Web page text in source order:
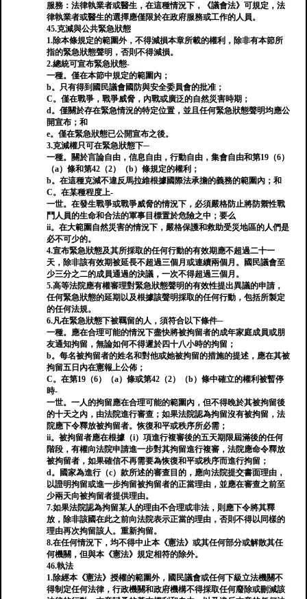
服務：法律執業者或醫生，在這種情況下，《議會法》可規定，法
律執業者或醫生的選擇應僅限於在政府服務或工作的人員。
45.克減與公共緊急狀態
1.除本條規定的範圍外，不得減損本章所載的權利，除非有本節所
指的緊急狀態聲明，否則不得減損。
2.總統可宣布緊急狀態-
一種。僅在本節中規定的範圍內；
b。只有得到國民議會國防與安全委員會的批准；
C。僅在戰爭，戰爭威脅，內戰或廣泛的自然災害時期；
d。僅關於存在緊急情況的特定位置，並且任何緊急狀態聲明均應公
開宣布；和
e。僅在緊急狀態已公開宣布之後。
3.克減權只可在緊急狀態下─
一種。關於言論自由，信息自由，行動自由，集會自由和第19（6）
（a）條和第42（2）（b）條規定的權利；
b。在這種克減不違反馬拉維根據國際法承擔的義務的範圍內；和
C。在某種程度上-
一世。在發生戰爭或戰爭威脅的情況下，必須嚴格防止將防禦性戰
鬥人員的生命和合法的軍事目標置於危險之中；要么
ii。在大範圍自然災害的情況下，嚴格保護和救助受災地區的人們是
必不可少的。
4.宣布緊急狀態及其所採取的任何行動的有效期應不超過二十一
天，除非該有效期被延長不超過三個月或連續兩個月。國民議會至
少三分之二的成員通過的決議，一次不得超過三個月。
5.高等法院應有權審理對緊急狀態聲明的有效性提出異議的申請，
任何緊急狀態的延期以及根據該聲明採取的任何行動，包括所製定
的任何法規。
6.凡在緊急狀態下被羈留的人，須符合以下條件─
一種。應在合理可能的情況下盡快將被拘留者的成年家庭成員或朋
友通知拘留，無論如何不得遲於四十八小時的拘留；
b。每名被拘留者的姓名和對他或她被拘留的措施的提述，應在其被
拘留五日內在憲報上公佈；
C。在第19（6）（a）條或第42（2）（b）條中確立的權利被暫停
時-
一世。一人的拘留應在合理可能的範圍內，但不得晚於其被拘留後
的十天之內，由法院進行審查；如果法院認為拘留沒有被拘留，法
院應下令釋放被拘留者。恢復和平或秩序所必需；
ii。被拘留者應在根據（i）項進行複審後的五天期限屆滿後的任何
階段，有權向法院申請進一步對其拘留進行複審，法院應命令釋放
被拘留者，如果確信不再需要為恢復和平或秩序而進行拘留；
d。國家為進行（c）款所述的審查目的，應向法院提交書面理由，
以證明拘留或進一步拘留被拘留者的正當理由，並應在審查之前至
少兩天向被拘留者提供理由。
7.如果法院認為拘留某人的理由不合理或非法，則應下令將其釋
放，除非該國在此之前向法院表示正當的理由，否則不得以同樣的
理由再次拘留該人。重新拘留。
8.在任何情況下，均不得中止本《憲法》或其任何部分或解散其任
何機關，但與本《憲法》規定相符的除外。
46.執法
1.除經本《憲法》授權的範圍外，國民議會或任何下級立法機關不
得制定任何法律，行政機關和政府機構不得採取任何廢除或刪減該